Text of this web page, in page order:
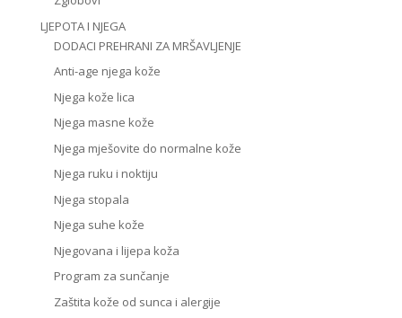
LJEPOTA I NJEGA
DODACI PREHRANI ZA MRŠAVLJENJE
Anti-age njega kože
Njega kože lica
Njega masne kože
Njega mješovite do normalne kože
Njega ruku i noktiju
Njega stopala
Njega suhe kože
Njegovana i lijepa koža
Program za sunčanje
Zaštita kože od sunca i alergije